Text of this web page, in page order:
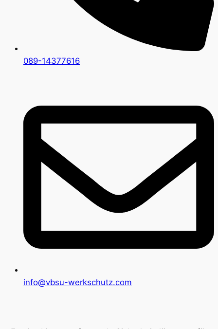
089-14377616
info@vbsu-werkschutz.com